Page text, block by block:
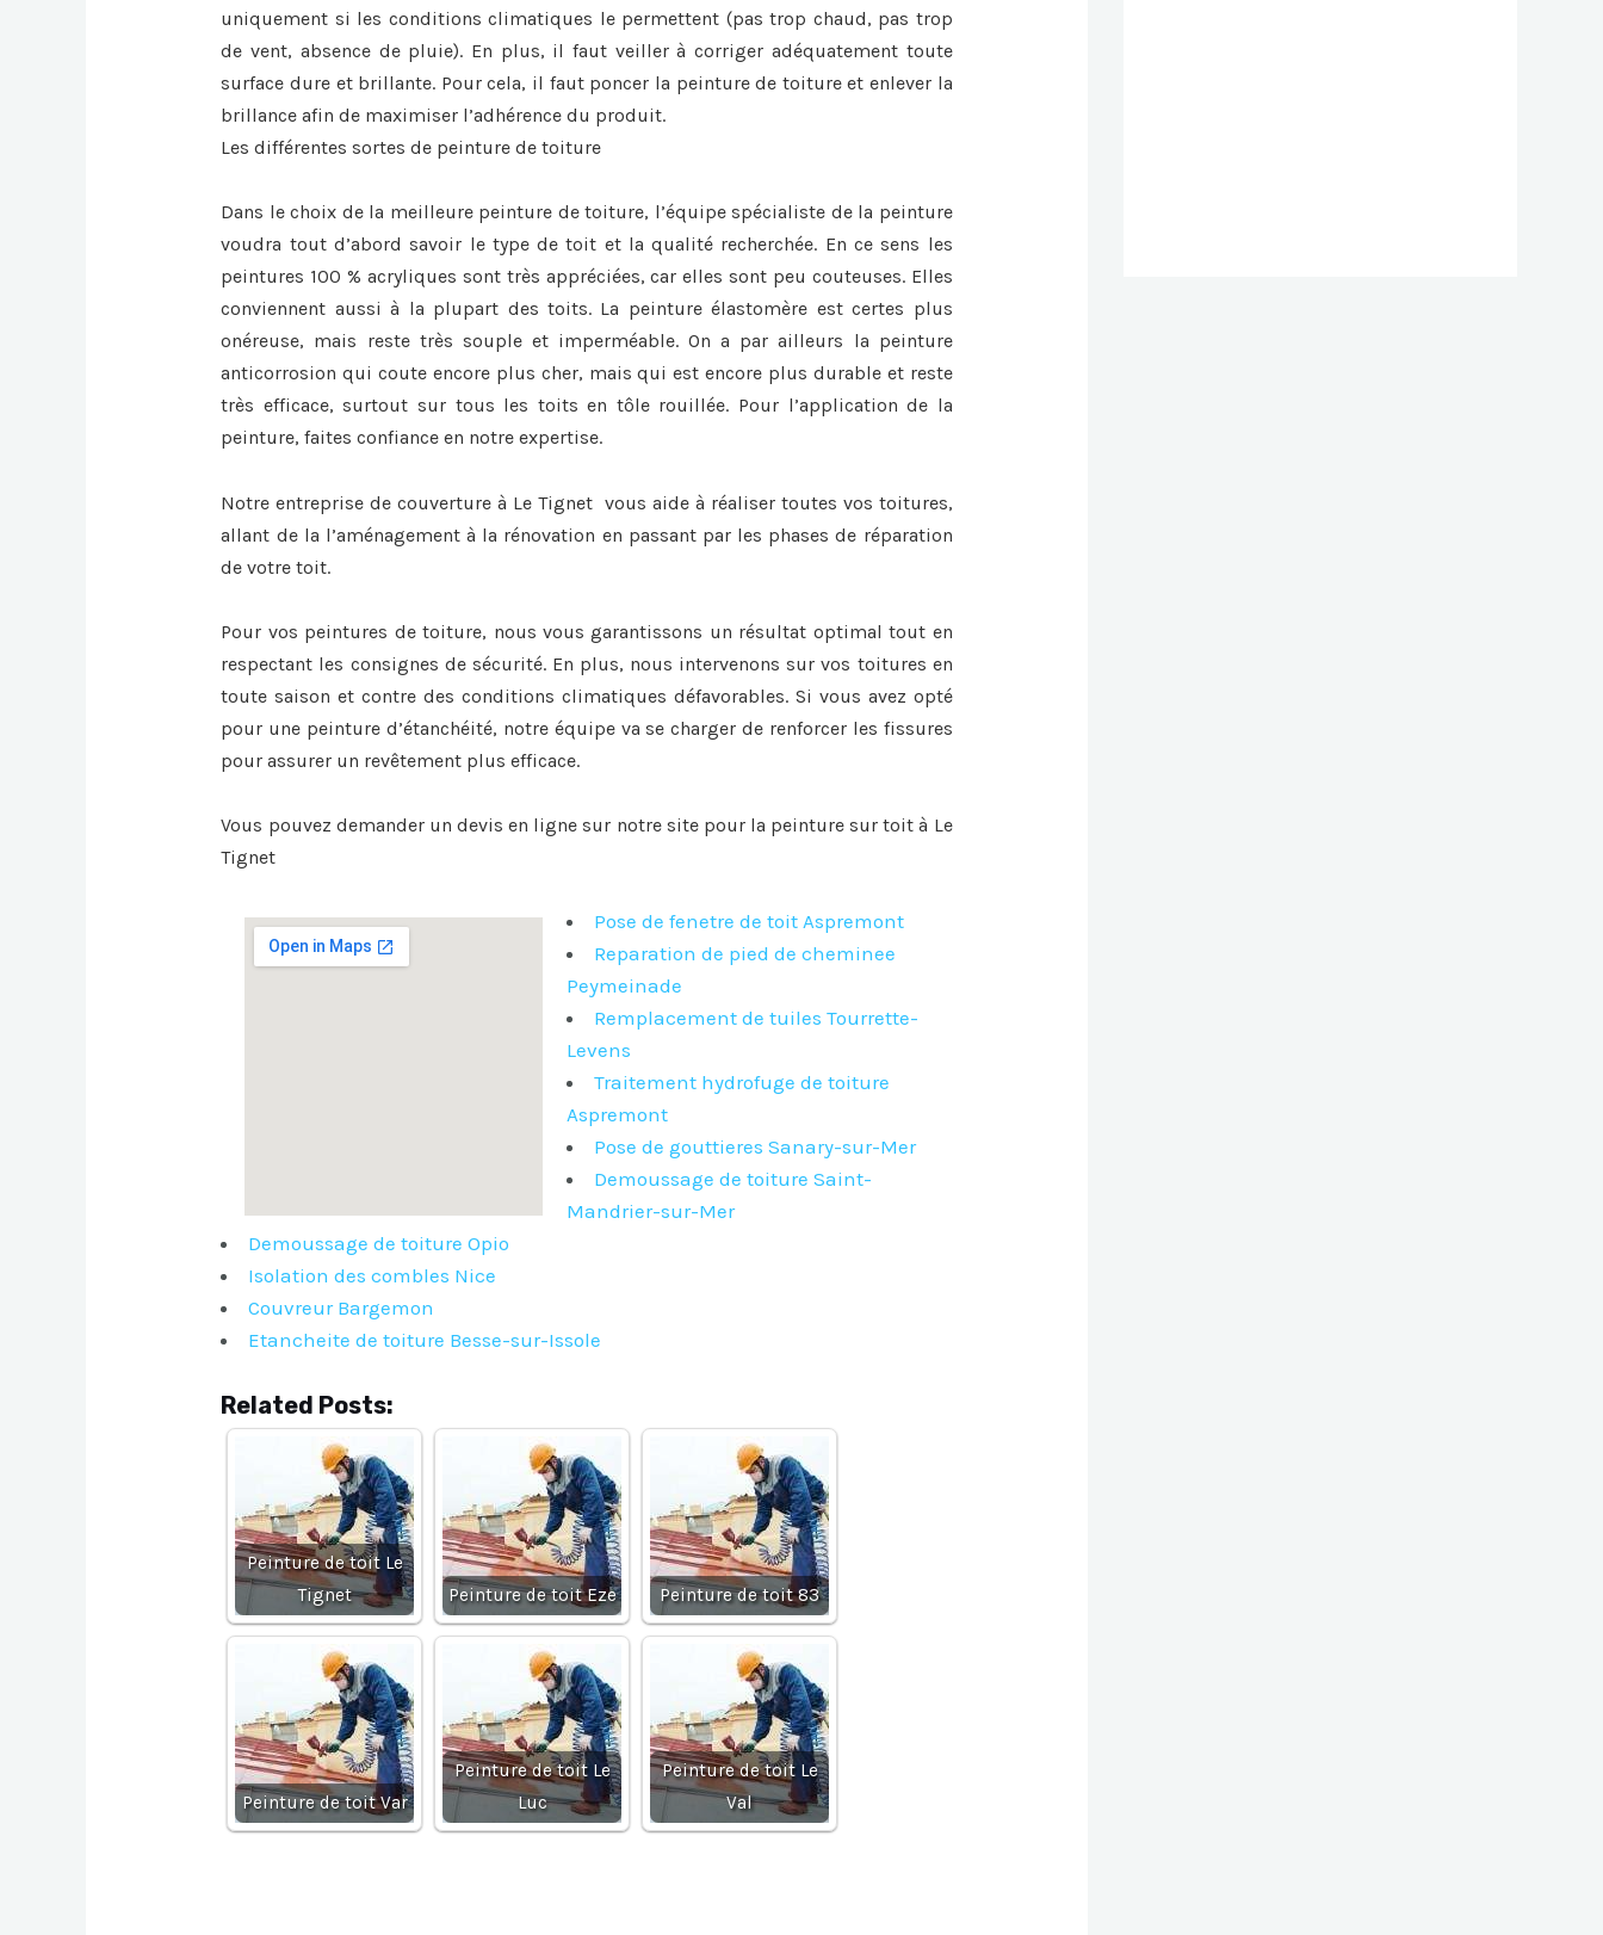
uniquement si les conditions climatiques le permettent (pas trop chaud, pas trop
de vent, absence de pluie). En plus, il faut veiller à corriger adéquatement toute
surface dure et brillante. Pour cela, il faut poncer la peinture de toiture et enlever la
brillance afin de maximiser l’adhérence du produit.
Les différentes sortes de peinture de toiture
Dans le choix de la meilleure peinture de toiture, l’équipe spécialiste de la peinture
voudra tout d’abord savoir le type de toit et la qualité recherchée. En ce sens les
peintures 100 % acryliques sont très appréciées, car elles sont peu couteuses. Elles
conviennent aussi à la plupart des toits. La peinture élastomère est certes plus
onéreuse, mais reste très souple et imperméable. On a par ailleurs la peinture
anticorrosion qui coute encore plus cher, mais qui est encore plus durable et reste
très efficace, surtout sur tous les toits en tôle rouillée. Pour l’application de la
peinture, faites confiance en notre expertise.
Notre entreprise de couverture à Le Tignet vous aide à réaliser toutes vos toitures,
allant de la l’aménagement à la rénovation en passant par les phases de réparation
de votre toit.
Pour vos peintures de toiture, nous vous garantissons un résultat optimal tout en
respectant les consignes de sécurité. En plus, nous intervenons sur vos toitures en
toute saison et contre des conditions climatiques défavorables. Si vous avez opté
pour une peinture d’étanchéité, notre équipe va se charger de renforcer les fissures
pour assurer un revêtement plus efficace.
Vous pouvez demander un devis en ligne sur notre site pour la peinture sur toit à Le
Tignet
Pose de fenetre de toit Aspremont
Reparation de pied de cheminee
Peymeinade
Remplacement de tuiles Tourrette-
Levens
Traitement hydrofuge de toiture
Aspremont
Pose de gouttieres Sanary-sur-Mer
Demoussage de toiture Saint-
Mandrier-sur-Mer
Demoussage de toiture Opio
Isolation des combles Nice
Couvreur Bargemon
Etancheite de toiture Besse-sur-Issole
Related Posts:
Peinture de toit Le
Tignet
Peinture de toit Eze Peinture de toit 83
Peinture de toit Var
Peinture de toit Le
Luc
Peinture de toit Le
Val